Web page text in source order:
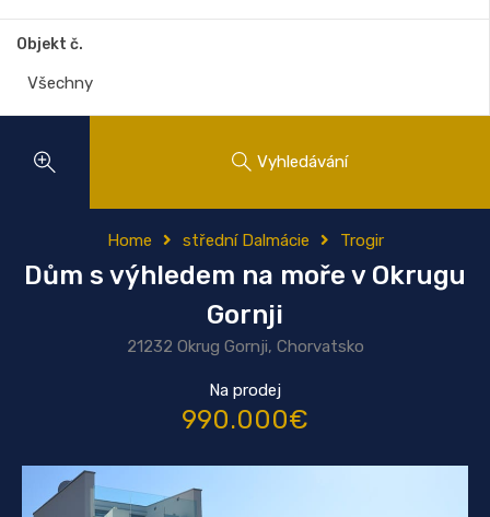
Objekt č.
Vyhledávání
Home střední Dalmácie Trogir
Dům s výhledem na moře v Okrugu
Gornji
21232 Okrug Gornji, Chorvatsko
Na prodej
990.000€